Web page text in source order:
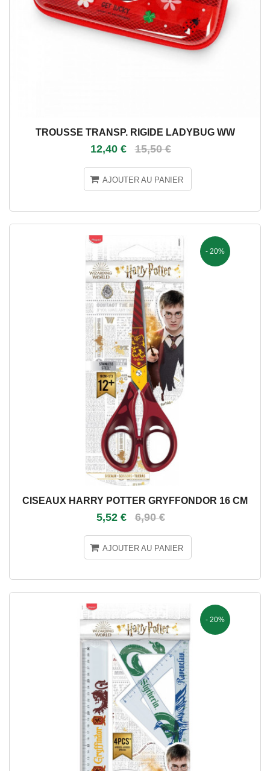
TROUSSE TRANSP. RIGIDE LADYBUG WW
12,40 € 15,50 €
AJOUTER AU PANIER
- 20%
CISEAUX HARRY POTTER GRYFFONDOR 16 CM
5,52 € 6,90 €
AJOUTER AU PANIER
- 20%